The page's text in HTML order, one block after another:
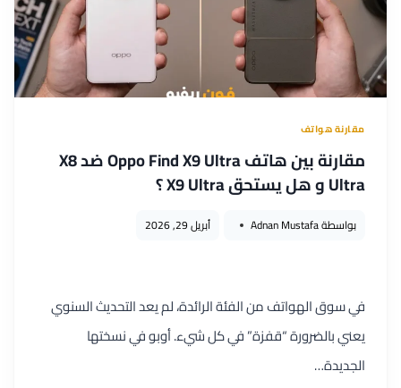
مقارنة هواتف
مقارنة بين هاتف Oppo Find X9 Ultra ضد X8
Ultra و هل يستحق X9 Ultra ؟
بواسطةAdnan Mustafa أبريل 29, 2026
في سوق الهواتف من الفئة الرائدة، لم يعد التحديث السنوي
يعني بالضرورة “قفزة” في كل شيء. أوبو في نسختها
الجديدة…